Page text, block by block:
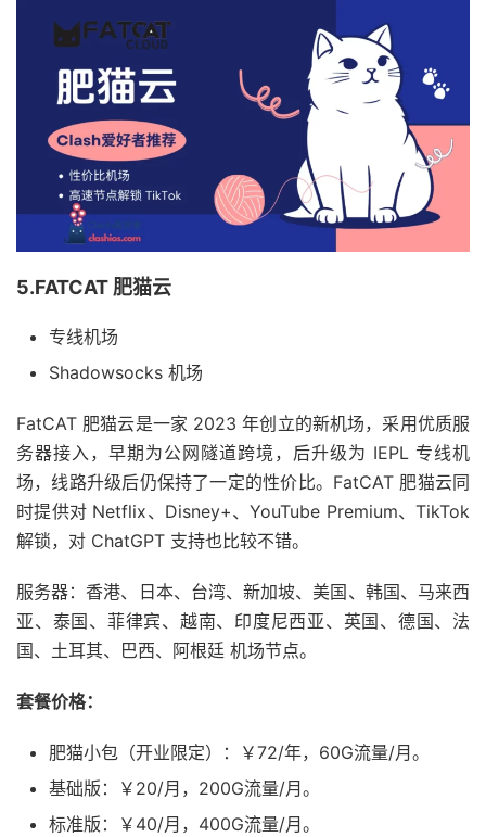
5.FATCAT 肥猫云
专线机场
Shadowsocks 机场
FatCAT 肥猫云是一家 2023 年创立的新机场，采用优质服
务器接入，早期为公网隧道跨境，后升级为 IEPL 专线机
场，线路升级后仍保持了一定的性价比。FatCAT 肥猫云同
时提供对 Netflix、Disney+、YouTube Premium、TikTok
解锁，对 ChatGPT 支持也比较不错。
服务器：香港、日本、台湾、新加坡、美国、韩国、马来西
亚、泰国、菲律宾、越南、印度尼西亚、英国、德国、法
国、土耳其、巴西、阿根廷 机场节点。
套餐价格：
肥猫小包（开业限定）：￥72/年，60G流量/月。
基础版：￥20/月，200G流量/月。
标准版：￥40/月，400G流量/月。